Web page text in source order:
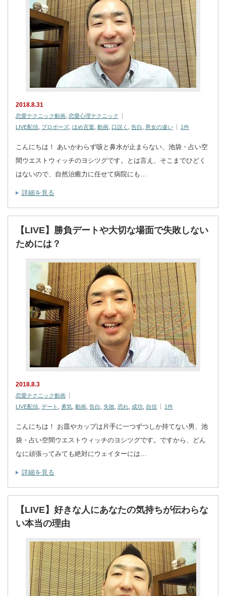
2018.8.31
恋愛テクニック動画 恋愛心理テクニック
LIVE配信 プロポーズ ほめ言葉 動画 口説く 告白 男女の違い 1件
こんにちは！ あいかわらず咳と鼻水が止まらない、池袋・占い空
間ウエストウィッチのヨシツグです。とは言え、そこまでひどく
はないので、自然治癒力に任せて病院にも…
詳細を見る
【LIVE】勝負デートや大切な場面で失敗しない
ためには？
2018.8.3
恋愛テクニック動画
LIVE配信 デート 勇気 動画 告白 失敗 恐れ 成功 自信 1件
こんにちは！ お皿やカップは片手に一つずつしか持てない男、池
袋・占い空間ウエストウィッチのヨシツグです。ですから、どん
なに頑張ってみても絶対にウェイターには…
詳細を見る
【LIVE】好きな人にあなたの気持ちが伝わらな
い本当の理由